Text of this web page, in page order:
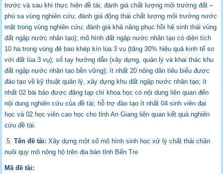
trước và sau khi thực hiện đề tài; đánh giá chất lượng môi trường đất –
phù sa vùng nghiên cứu; đánh giá động thái chất lượng môi trường nước
mặt trong vùng nghiên cứu; đánh giá khả năng phục hồi hệ sinh thái vùng
đất ngập nước nhân tạo); mô hình đất ngập nước nhân tạo có diện tích
10 ha trong vùng đê bao khép kín lúa 3 vụ (tăng 30% hiệu quả kinh tế so
với đất lúa 3 vụ); sổ tay hướng dẫn (xây dựng, quản lý và khai thác khu
đất ngập nước nhân tạo bền vững); ít nhất 20 nông dân tiêu biểu được
đào tạo về kỹ thuật quản lý, xây dựng khu đất ngập nước nhân tạo; ít
nhất 02 bài báo được đăng tạp chí khoa học có nội dung liên quan đến
nội dung nghiên cứu của đề tài; hỗ trợ đào tạo ít nhất 04 sinh viên đại
học và 02 học viên cao học cho tỉnh An Giang liên quan kết quả nghiên
cứu đề tài.
5.Tên đề tài: Xây dựng một số mô hình sinh học xử lý chất thải chăn
nuôi quy mô nông hộ trên địa bàn tỉnh Bến Tre
Mã đề tài: